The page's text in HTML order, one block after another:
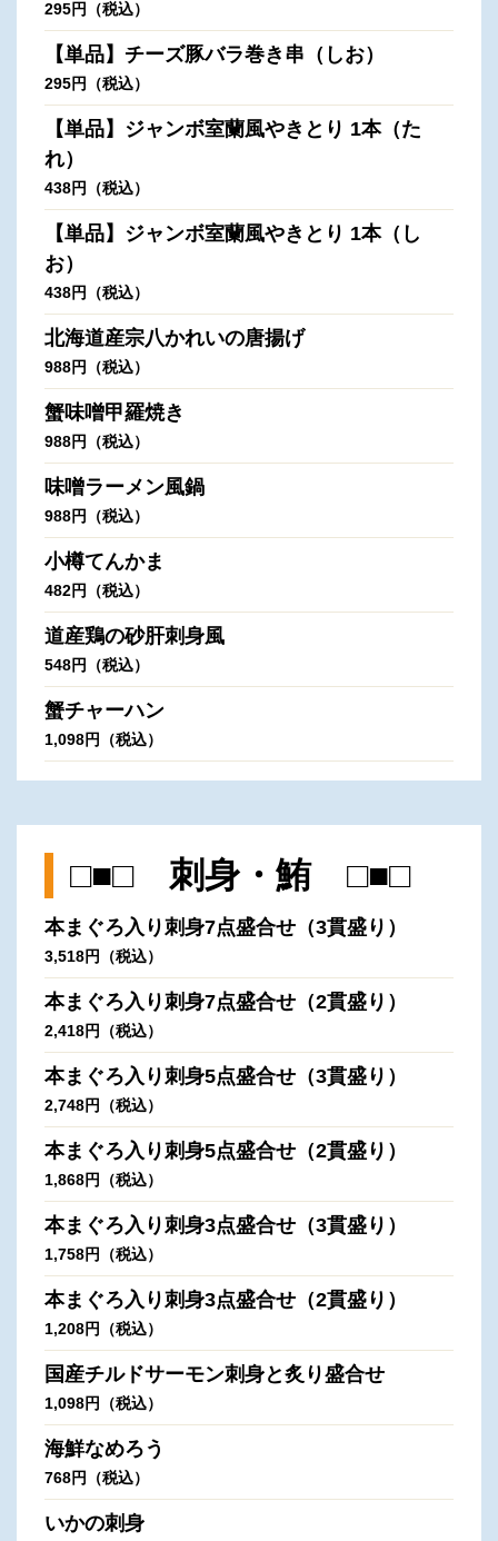
295円（税込）
【単品】チーズ豚バラ巻き串（しお）
295円（税込）
【単品】ジャンボ室蘭風やきとり 1本（た
れ）
438円（税込）
【単品】ジャンボ室蘭風やきとり 1本（し
お）
438円（税込）
北海道産宗八かれいの唐揚げ
988円（税込）
蟹味噌甲羅焼き
988円（税込）
味噌ラーメン風鍋
988円（税込）
小樽てんかま
482円（税込）
道産鶏の砂肝刺身風
548円（税込）
蟹チャーハン
1,098円（税込）
□■□ 刺身・鮪 □■□
本まぐろ入り刺身7点盛合せ（3貫盛り）
3,518円（税込）
本まぐろ入り刺身7点盛合せ（2貫盛り）
2,418円（税込）
本まぐろ入り刺身5点盛合せ（3貫盛り）
2,748円（税込）
本まぐろ入り刺身5点盛合せ（2貫盛り）
1,868円（税込）
本まぐろ入り刺身3点盛合せ（3貫盛り）
1,758円（税込）
本まぐろ入り刺身3点盛合せ（2貫盛り）
1,208円（税込）
国産チルドサーモン刺身と炙り盛合せ
1,098円（税込）
海鮮なめろう
768円（税込）
いかの刺身